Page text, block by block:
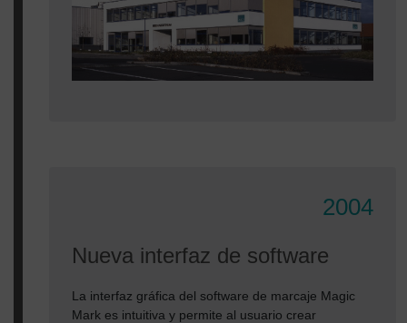
2004
Nueva interfaz de software
La interfaz gráfica del software de marcaje Magic
Mark es intuitiva y permite al usuario crear